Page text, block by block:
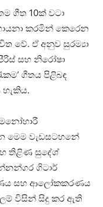
ගීත 10ක් වටා
කරමින් කෙරෙන
වේ. ඒ අනුව සුරම්‍යා
සහ නිරෝෂා
ගීතය පිළිබඳ
මෙම වැඩසටහනේ
තිළිණ සුදේශ්
ගිටාර්
සහ ආලෝකකරණය
විසින් සිදු කර ඇති